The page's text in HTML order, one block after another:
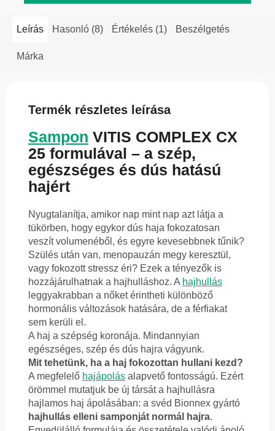
Leírás Hasonló (8) Értékelés (1) Beszélgetés
Márka
Termék részletes leírása
Sampon VITIS COMPLEX CX
25 formulával – a szép,
egészséges és dús hatású
hajért
Nyugtalanítja, amikor nap mint nap azt látja a
tükörben, hogy egykor dús haja fokozatosan
veszít volumenéből, és egyre kevesebbnek tűnik?
Szülés után van, menopauzán megy keresztül,
vagy fokozott stressz éri? Ezek a tényezők is
hozzájárulhatnak a hajhulláshoz. A hajhullás
leggyakrabban a nőket érintheti különböző
hormonális változások hatására, de a férfiakat
sem kerüli el.
A haj a szépség koronája. Mindannyian
egészséges, szép és dús hajra vágyunk.
Mit tehetünk, ha a haj fokozottan hullani kezd?
A megfelelő hajápolás alapvető fontosságú. Ezért
örömmel mutatjuk be új társát a hajhullásra
hajlamos haj ápolásában: a svéd Bionnex gyártó
hajhullás elleni samponját normál hajra.